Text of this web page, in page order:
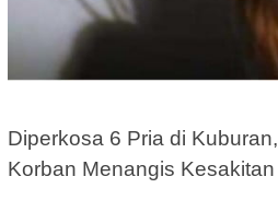
Diperkosa 6 Pria di Kuburan,
Korban Menangis Kesakitan